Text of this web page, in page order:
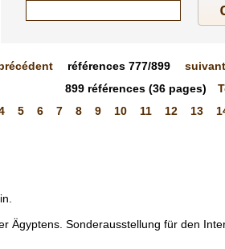
références 777/899 suivant
899 références(36 pages)
5 6 7 8 9 10 11 12 13
Ägyptens. Sonderausstellung für den